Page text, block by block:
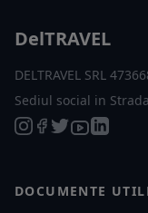
DelTRAVEL
DELTRAVEL SRL
Sediul social in
DOCUMENTE